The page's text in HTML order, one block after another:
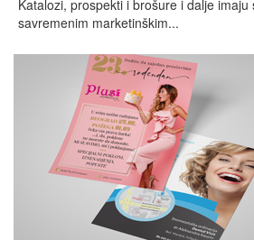
Katalozi, prospekti i brošure i dalje imaju
savremenim marketinškim...